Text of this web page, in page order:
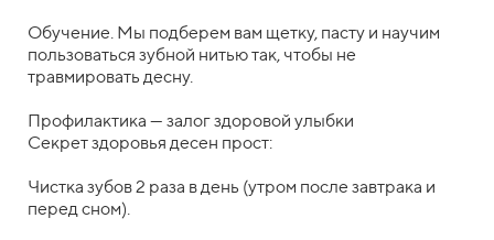
Обучение. Мы подберем вам щетку, пасту и научим
пользоваться зубной нитью так, чтобы не
травмировать десну.
Профилактика — залог здоровой улыбки
Секрет здоровья десен прост:
Чистка зубов 2 раза в день (утром после завтрака и
перед сном).